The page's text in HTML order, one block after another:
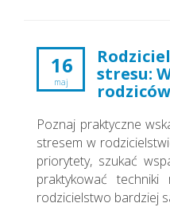
16
maj
stresu:
rodziców
Poznaj praktyczne
stresem w
priorytety, szukać
praktykować techniki
rodzicielstwo bardziej